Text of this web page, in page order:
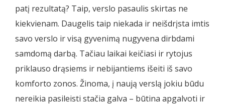
patį rezultatą? Taip, verslo pasaulis skirtas ne
kiekvienam. Daugelis taip niekada ir neišdrįsta imtis
savo verslo ir visą gyvenimą nugyvena dirbdami
samdomą darbą. Tačiau laikai keičiasi ir rytojus
priklauso drąsiems ir nebijantiems išeiti iš savo
komforto zonos. Žinoma, į naują verslą jokiu būdu
nereikia pasileisti stačia galva – būtina apgalvoti ir